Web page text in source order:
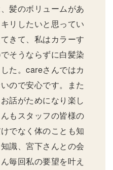
髪のボリュームがあ
リしたいと思ってい
きて、私はカラーす
そうならずに白髪染
た。careさんではカ
ので安心です。また
話がためになり楽し
もスタッフの皆様の
でなく体のことも知
識、宮下さんとの会
毎回私の要望を叶え